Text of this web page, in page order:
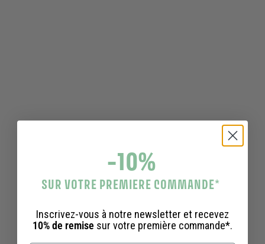
-10%
SUR VOTRE PREMIERE COMMANDE*
Inscrivez-vous à notre newsletter et recevez
10% de remise sur votre première commande*.